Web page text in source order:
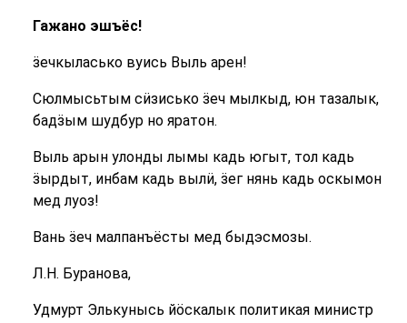
Гажано эшъёс!
ӟечкыласько вуись Выль арен!
Сюлмысьтым сӥзисько ӟеч мылкыд, юн тазалык,
бадӟым шудбур но яратон.
Выль арын улонды лымы кадь югыт, тол кадь
ӟырдыт, инбам кадь вылӥ, ӟег нянь кадь оскымон
мед луоз!
Вань ӟеч малпанъёсты мед быдэсмозы.
Л.Н. Буранова,
Удмурт Элькунысь йӧскалык политикая министр